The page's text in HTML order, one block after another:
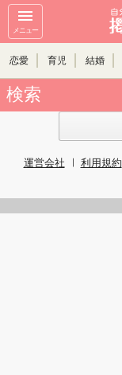
メニュー
恋愛 育児 結婚
検索
運営会社 利用規約